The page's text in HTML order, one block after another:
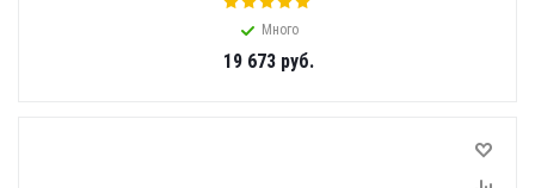
Много
19 673руб.